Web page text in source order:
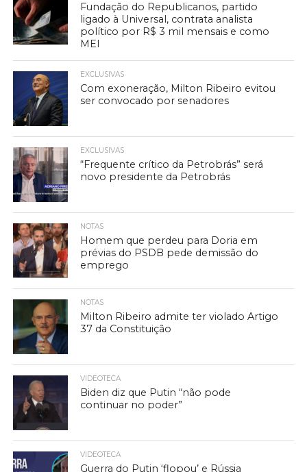
Fundação do Republicanos, partido
ligado à Universal, contrata analista
político por R$ 3 mil mensais e como
MEI
EXCLUSIVAS
Com exoneração, Milton Ribeiro evitou
ser convocado por senadores
EXCLUSIVAS
“Frequente crítico da Petrobrás” será
novo presidente da Petrobrás
NOTAS
Homem que perdeu para Doria em
prévias do PSDB pede demissão do
emprego
NOTAS
Milton Ribeiro admite ter violado Artigo
37 da Constituição
VIDEOTECA
Biden diz que Putin “não pode
continuar no poder”
VIDEOTECA
Guerra do Putin ‘flopou’ e Rússia